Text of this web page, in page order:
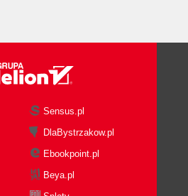
Sensus.pl
DlaBystrzakow.pl
Ebookpoint.pl
Beya.pl